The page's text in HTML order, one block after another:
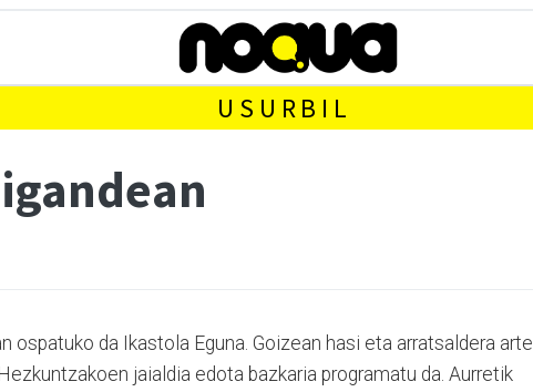
USURBIL
ospatuko da Ikastola Eguna. Goizean hasi eta arratsaldera
jaialdia edota bazkaria programatu da. Aurretik